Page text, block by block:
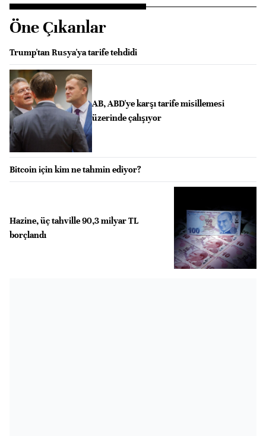
Öne Çıkanlar
Trump'tan Rusya'ya tarife tehdidi
AB, ABD'ye karşı tarife misillemesi
üzerinde çalışıyor
Bitcoin için kim ne tahmin ediyor?
Hazine, üç tahville 90,3 milyar TL
borçlandı